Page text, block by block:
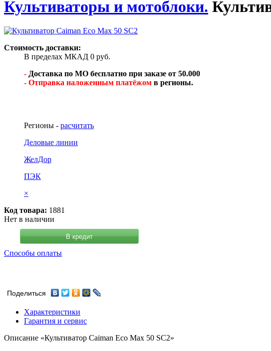
Культиваторы и мотоблоки.
Стоимость доставки:
В пределах МКАД 0 руб.
- Доставка по МО бесплатно при заказе от 50.000
- Отправка наложенным платёжом в регионы.
Регионы - расчитать
Деловые линии
ЖелДор
ПЭК
×
Код товара: 1881
Нет в наличии
В кредит
Способы оплаты
Поделиться
Характеристики
Гарантия и сервис
Описание «Культиватор Caiman Eco Max 50 SC2»